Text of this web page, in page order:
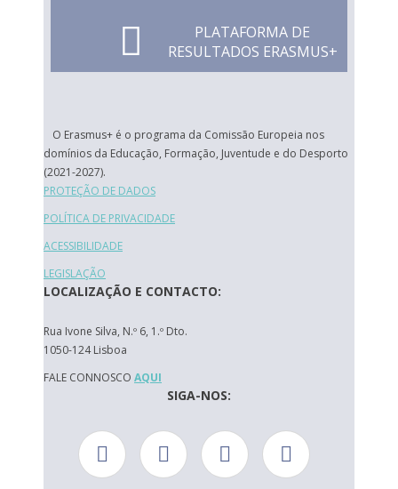
PLATAFORMA DE
RESULTADOS ERASMUS+
O Erasmus+ é o programa da Comissão Europeia nos
domínios da Educação, Formação, Juventude e do Desporto
(2021-2027).
PROTEÇÃO DE DADOS
POLÍTICA DE PRIVACIDADE
ACESSIBILIDADE
LEGISLAÇÃO
LOCALIZAÇÃO E CONTACTO:
Rua Ivone Silva, N.º 6, 1.º Dto.
1050-124 Lisboa
FALE CONNOSCO AQUI
SIGA-NOS: